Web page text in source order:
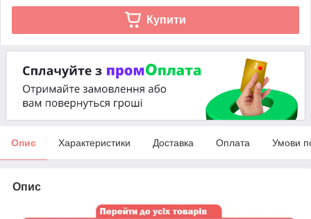
Купити
Опис Характеристики Доставка Оплата Умови
Опис